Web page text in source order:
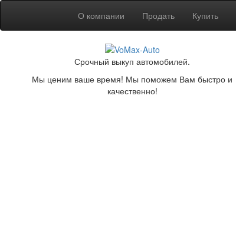
О компании Продать Купить
Срочный выкуп автомобилей.
Мы ценим ваше время! Мы поможем Вам быстро и
качественно!